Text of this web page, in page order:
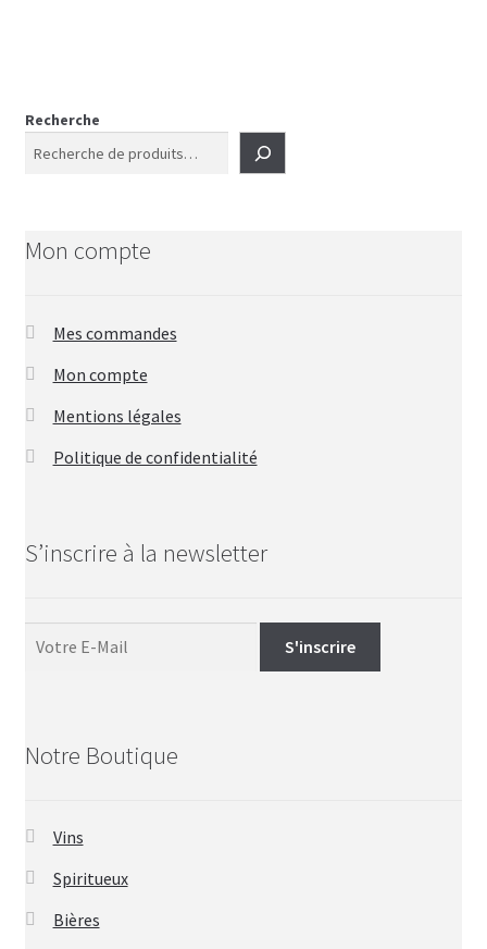
Recherche
Mon compte
Mes commandes
Mon compte
Mentions légales
Politique de confidentialité
S’inscrire à la newsletter
Notre Boutique
Vins
Spiritueux
Bières